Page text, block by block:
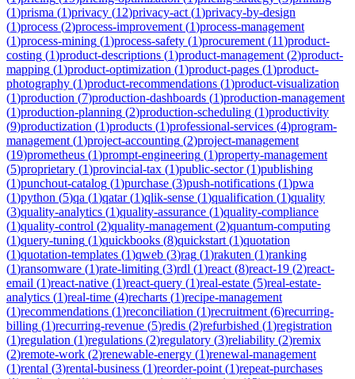
(1)prisma (1)privacy (12)privacy-act (1)privacy-by-design
(1)process (2)process-improvement (1)process-management
(1)process-mining (1)process-safety (1)procurement (11)product-
costing (1)product-descriptions (1)product-management (2)product-
mapping (1)product-optimization (1)product-pages (1)product-
photography (1)product-recommendations (1)product-visualization
(1)production (7)production-dashboards (1)production-management
(1)production-planning (2)production-scheduling (1)productivity
(9)productization (1)products (1)professional-services (4)program-
management (1)project-accounting (2)project-management
(19)prometheus (1)prompt-engineering (1)property-management
(5)proprietary (1)provincial-tax (1)public-sector(1)publishing
(1)punchout-catalog (1)purchase (3)push-notifications (1)pwa
(1)python (5)qa (1)qatar(1)qlik-sense (1)qualification (1)quality
(3)quality-analytics (1)quality-assurance (1)quality-compliance
(1)quality-control (2)quality-management (2)quantum-computing
(1)query-tuning (1)quickbooks (8)quickstart (1)quotation
(1)quotation-templates (1)qweb (3)rag (1)rakuten (1)ranking
(1)ransomware (1)rate-limiting (3)rdl (1)react (8)react-19 (2)react-
email (1)react-native (1)react-query (1)real-estate (5)real-estate-
analytics (1)real-time (4)recharts (1)recipe-management
(1)recommendations (1)reconciliation (1)recruitment (6)recurring-
billing (1)recurring-revenue (5)redis (2)refurbished (1)registration
(1)regulation (1)regulations (2)regulatory (3)reliability (2)remix
(2)remote-work (2)renewable-energy (1)renewal-management
(1)rental (3)rental-business (1)reorder-point (1)repeat-purchases